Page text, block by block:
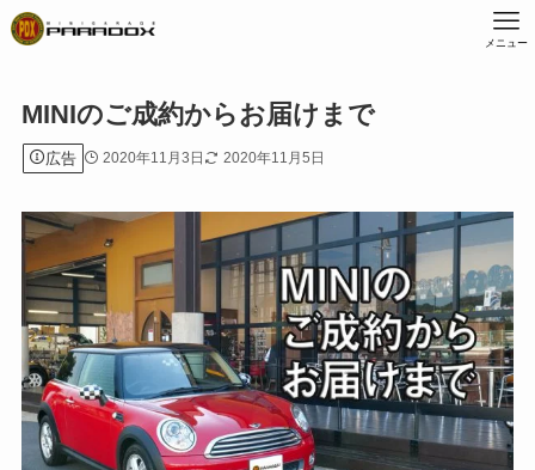
メニュー
MINIのご成約からお届けまで
広告 2020年11月3日 2020年11月5日